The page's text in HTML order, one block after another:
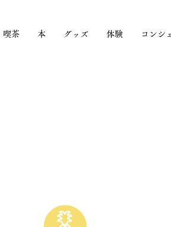
喫茶 本 グッズ 体験 コンシ
A